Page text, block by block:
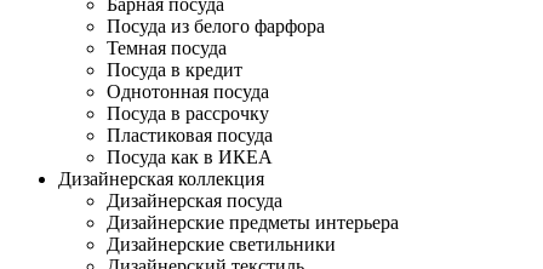
Барная посуда
Посуда из белого фарфора
Темная посуда
Посуда в кредит
Однотонная посуда
Посуда в рассрочку
Пластиковая посуда
Посуда как в ИКЕА
Дизайнерская коллекция
Дизайнерская посуда
Дизайнерские предметы интерьера
Дизайнерские светильники